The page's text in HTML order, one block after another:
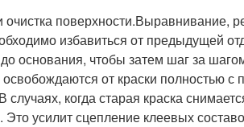
очистка поверхности.Выравнивание,
избавиться от предыдущей
основания, чтобы затем шаг за
от краски полностью
случаях, когда старая краска
усилит сцепление клеевых